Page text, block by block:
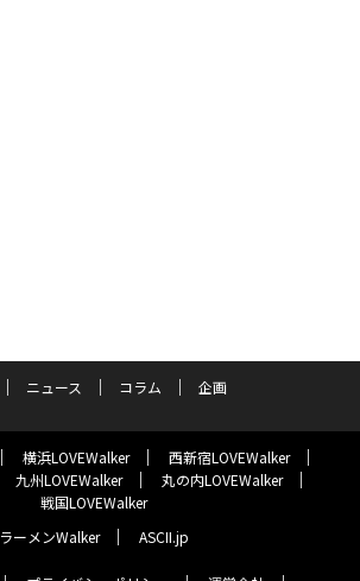
ニュース コラム 企画
横浜LOVEWalker
西新宿LOVEWalker
九州LOVEWalker
丸の内LOVEWalker
戦国LOVEWalker
ラーメンWalker
ASCII.jp